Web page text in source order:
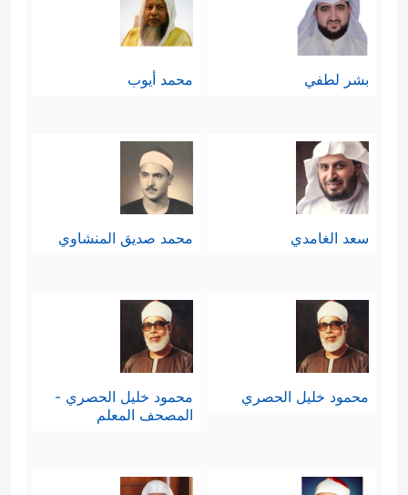
بشر لطفي محمد أيوب
سعد الغامدي محمد صديق المنشاوي
محمود خليل الحصري
محمود خليل الحصري -
المصحف المعلم